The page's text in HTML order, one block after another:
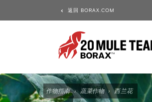
作物指南 › 蔬菜作物 › 西兰花
返回 BORAX.COM